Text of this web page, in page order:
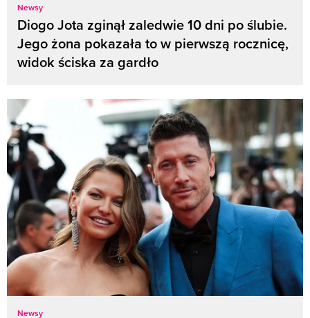
Newsy
Diogo Jota zginął zaledwie 10 dni po ślubie.
Jego żona pokazała to w pierwszą rocznicę,
widok ściska za gardło
Newsy